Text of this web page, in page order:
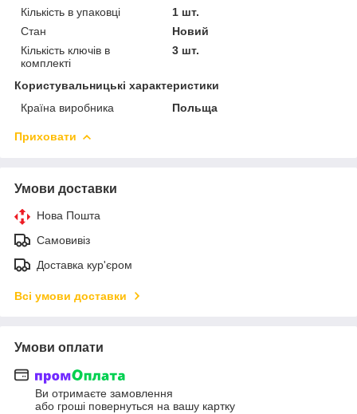
Кількість в упаковці
1 шт.
Стан
Новий
Кількість ключів в
комплекті
3 шт.
Користувальницькі характеристики
Країна виробника
Польща
Приховати
Умови доставки
Нова Пошта
Самовивіз
Доставка кур'єром
Всі умови доставки
Умови оплати
Ви отримаєте замовлення
або гроші повернуться на вашу картку